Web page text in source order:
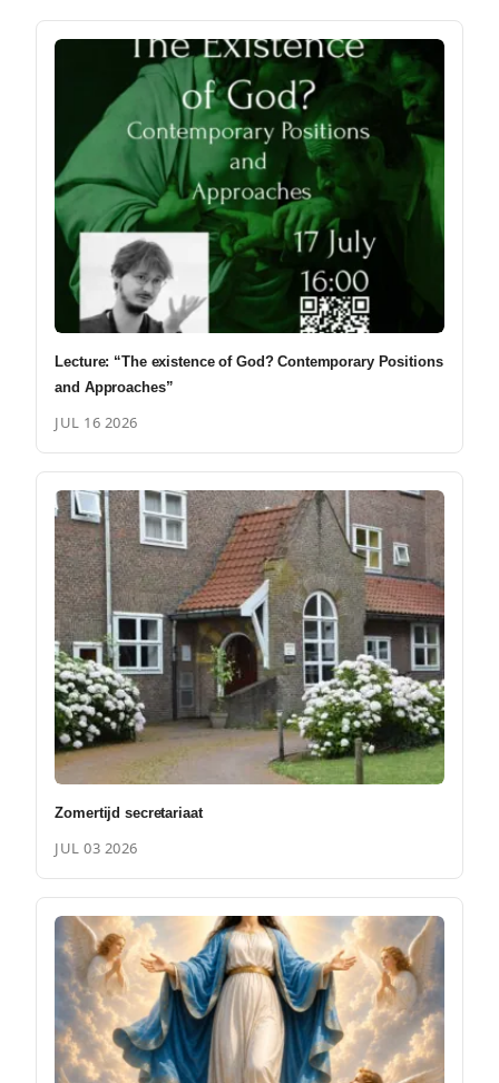
Lecture: “The existence of God? Contemporary Positions
and Approaches”
JUL 16 2026
Zomertijd secretariaat
JUL 03 2026